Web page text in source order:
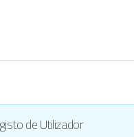
de Utilizador